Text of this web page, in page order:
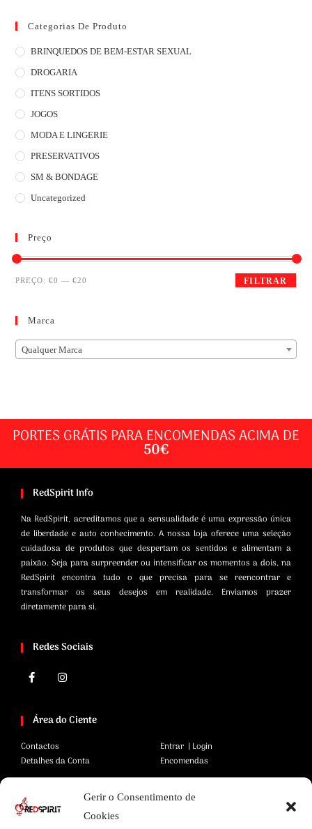
Gerir o Consentimento de
Cookies
Categorias De Produto
BRINQUEDOS DE BEM-ESTAR SEXUAL
DROGARIA
ITENS SORTIDOS
JOGOS
MODA E LINGERIE
PRESERVATIVOS
SM & BONDAGE
Uncategorized
Preço
FILTRAR
PREÇO:€0 —€20
Marca
Qualquer Marca
PORTES GRÁTIS PARA ENCOMENDAS ACIMA DE
50€
RedSpirit Info
Na RedSpirit, acreditamos que a sensualidade é uma expressão única
de liberdade e auto conhecimento. A nossa loja oferece uma seleção
cuidadosa de produtos que despertam os sentidos e alimentam a
paixão. Seja para surpreender ou intensificar os momentos a dois, na
RedSpirit encontra tudo o que precisa para se reencontrar e
transformar os seus desejos em realidade. Enviamos prazer
diretamente para si.
Redes Sociais
Área do Ciente
Contactos
Detalhes da Conta
Entrar | Login
Encomendas
Área Legal